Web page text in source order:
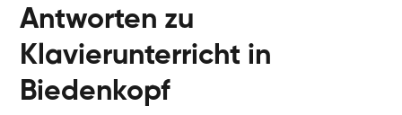
Antworten zu
Klavierunterricht in
Biedenkopf